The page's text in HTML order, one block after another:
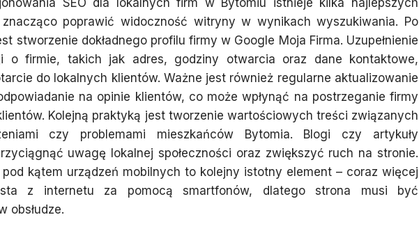
SEO dla lokalnych firm w Bytomiu istnieje kilka najlepszych
poprawić widoczność witryny w wynikach wyszukiwania. Po
stworzenie dokładnego profilu firmy w Google Moja Firma. Uzupełnienie
o firmie, takich jak adres, godziny otwarcia oraz dane kontaktowe,
do lokalnych klientów. Ważne jest również regularne aktualizowanie
na opinie klientów, co może wpłynąć na postrzeganie firmy
Kolejną praktyką jest tworzenie wartościowych treści związanych
czy problemami mieszkańców Bytomia. Blogi czy artykuły
uwagę lokalnej społeczności oraz zwiększyć ruch na stronie.
kątem urządzeń mobilnych to kolejny istotny element – coraz więcej
z internetu za pomocą smartfonów, dlatego strona musi być
obsłudze.